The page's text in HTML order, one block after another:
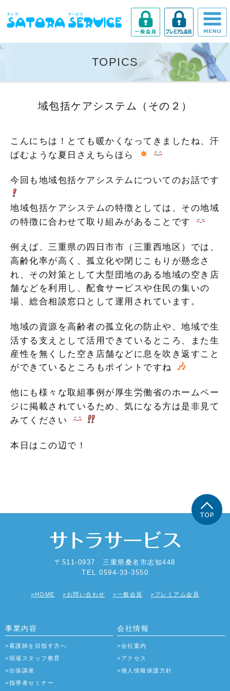
TOPICS
域包括ケアシステム（その２）
こんにちは！とても暖かくなってきましたね、汗
ばむような夏日さえちらほら
今回も地域包括ケアシステムについてのお話です
地域包括ケアシステムの特徴としては、その地域
の特徴に合わせて取り組みがあることです
例えば、三重県の四日市市（三重西地区）では、
高齢化率が高く、孤立化や閉じこもりが懸念さ
れ、その対策として 大型団地のある地域の空き店
舗などを利用し、配食サービスや住民の集いの
場、総合相談窓口として運用されています。
地域の資源を高齢者の孤立化の防止や、地域で生
活する支えとして活用できているところ 、また生
産性を無くした空き店舗などに息を吹き返すこと
ができているところもポイントですね
他にも様々な取組事例が厚生労働省のホームペー
ジに掲載されているため、気になる方は是非見て
みてください
本日はこの辺で！
〒511-0937 三重県桑名市志知448
TEL.0594-33-3550
HOME お問い合わせ 一般会員 プレミアム会員
事業内容
看護師を目指す方へ
現場スタッフ教育
出張講座
指導者セミナー
会社情報
会社案内
アクセス
個人情報保護方針